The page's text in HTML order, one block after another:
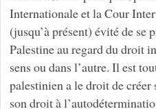
Internationale et la Cour
(jusqu’à présent) évité de se
Palestine au regard du droit
sens ou dans l’autre. Il est
palestinien a le droit de créer
son droit à